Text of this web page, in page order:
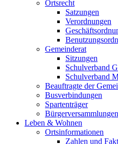
Ortsrecht
Satzungen
Verordnungen
Gemeinderat
Sitzungen
Schulverband
Schulverband
Beauftragte der
Busverbindungen
Spartenträger
Bürgerversammlungen
Leben & Wohnen
Ortsinformationen
Zahlen und